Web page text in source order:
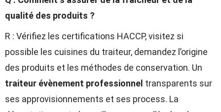
qualité des produits ?
R : Vérifiez les certifications HACCP, visitez si
possible les cuisines du traiteur, demandez l’origine
des produits et les méthodes de conservation. Un
traiteur évènement professionnel transparents sur
ses approvisionnements et ses process. La